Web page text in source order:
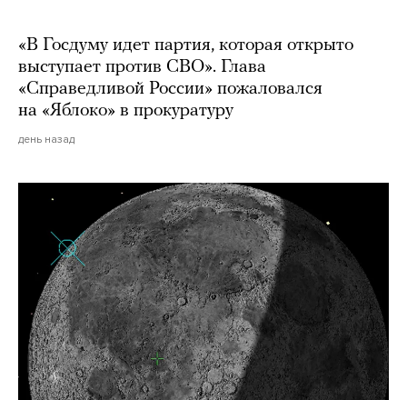
«В Госдуму идет партия, которая открыто
выступает против СВО». Глава
«Справедливой России» пожаловался
на «Яблоко» в прокуратуру
день назад